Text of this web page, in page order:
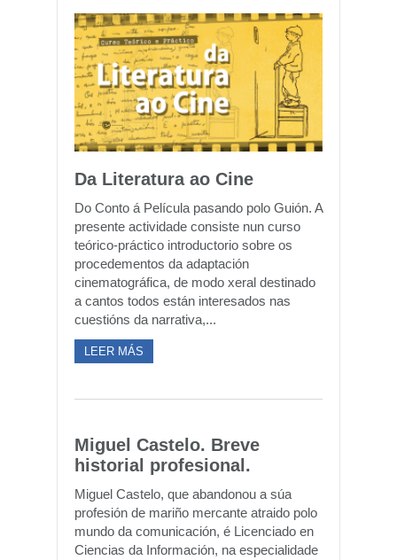
Da Literatura ao Cine
Do Conto á Película pasando polo Guión. A
presente actividade consiste nun curso
teórico-práctico introductorio sobre os
procedementos da adaptación
cinematográfica, de modo xeral destinado
a cantos todos están interesados nas
cuestións da narrativa,...
LEER MÁS
Miguel Castelo. Breve
historial profesional.
Miguel Castelo, que abandonou a súa
profesión de mariño mercante atraido polo
mundo da comunicación, é Licenciado en
Ciencias da Información, na especialidade